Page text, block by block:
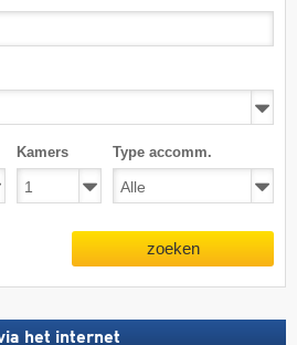
Kamers Type accomm.
zoeken
het internet